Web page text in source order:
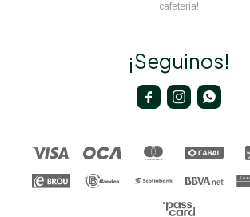
cafetería!
¡Seguinos!
  